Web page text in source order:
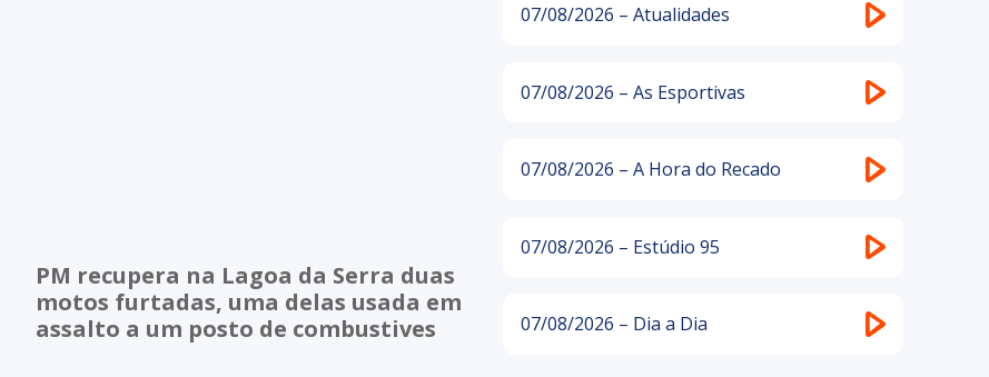
PM recupera na Lagoa da Serra duas
motos furtadas, uma delas usada em
assalto a um posto de combustives
07/08/2026 – Atualidades
07/08/2026 – As Esportivas
07/08/2026 – A Hora do Recado
07/08/2026 – Estúdio 95
07/08/2026 – Dia a Dia